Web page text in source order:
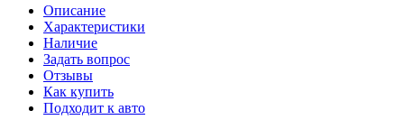
Описание
Характеристики
Наличие
Задать вопрос
Отзывы
Как купить
Подходит к авто